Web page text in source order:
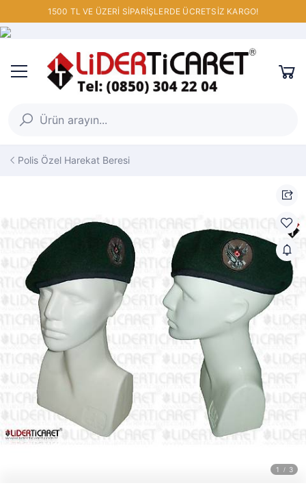
1500 TL VE ÜZERİ SİPARİŞLERDE ÜCRETSİZ KARGO!
Polis Özel Harekat Beresi